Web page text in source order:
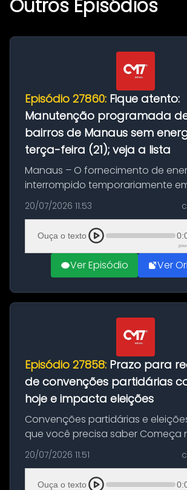
Outros Episódios
Episódio 27860: Fique atento:
Manutenção programada
bairros de Manaus sem
terça-feira (21); veja a lista
Manaus – O fornecimento de
interrompido temporariamente
sete bairros de Manaus nesta
A suspensão programada
execução de serviços de
20/07/2026 11:53
Ouça o texto
Ver Episódio Ver
Episódio 27858: Prazo para
de convenções partidárias
hoje e impacta eleições
Convenções partidárias e
que você precisa saber Começa
segunda-feira e vai até 5 de
para que partidos políticos e
partidárias realizem suas
20/07/2026 11:51
Ouça o texto